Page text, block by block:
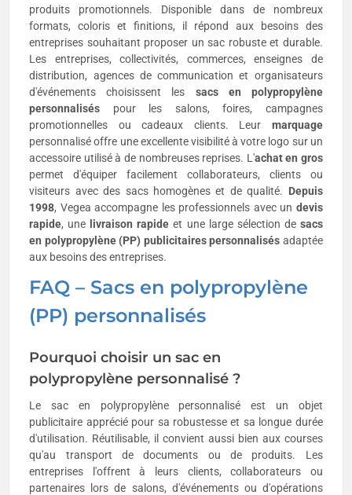
produits promotionnels. Disponible dans de nombreux
formats, coloris et finitions, il répond aux besoins des
entreprises souhaitant proposer un sac robuste et durable.
Les entreprises, collectivités, commerces, enseignes de
distribution, agences de communication et organisateurs
d'événements choisissent les sacs en polypropylène
personnalisés pour les salons, foires, campagnes
promotionnelles ou cadeaux clients. Leur marquage
personnalisé offre une excellente visibilité à votre logo sur un
accessoire utilisé à de nombreuses reprises. L'achat en gros
permet d'équiper facilement collaborateurs, clients ou
visiteurs avec des sacs homogènes et de qualité. Depuis
1998, Vegea accompagne les professionnels avec un devis
rapide, une livraison rapide et une large sélection de sacs
en polypropylène (PP) publicitaires personnalisés adaptée
aux besoins des entreprises.
FAQ – Sacs en polypropylène
(PP) personnalisés
Pourquoi choisir un sac en
polypropylène personnalisé ?
Le sac en polypropylène personnalisé est un objet
publicitaire apprécié pour sa robustesse et sa longue durée
d'utilisation. Réutilisable, il convient aussi bien aux courses
qu'au transport de documents ou de produits. Les
entreprises l'offrent à leurs clients, collaborateurs ou
partenaires lors de salons, d'événements ou d'opérations